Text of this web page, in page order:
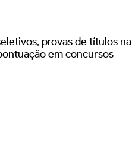
provas de títulos na
em concursos